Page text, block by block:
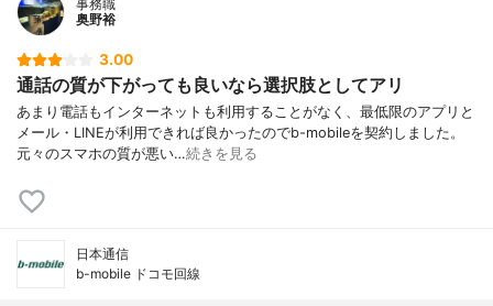
事務職
奥野裕
3.00
通話の質が下がっても良いなら選択肢としてアリ
あまり電話もインターネットも利用することがなく、最低限のアプリと
メール・LINEが利用できれば良かったのでb-mobileを契約しました。
元々のスマホの質が悪い…続きを見る
日本通信
b-mobile ドコモ回線